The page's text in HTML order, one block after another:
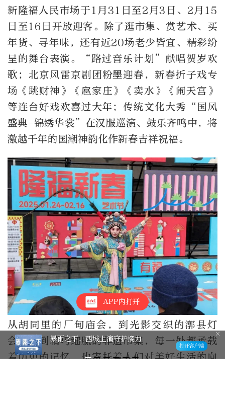
新隆福人民市场于1月31日至2月3日、2月15
日至16日开放迎客。除了逛市集、赏艺术、买
年货、寻年味，还有近20场老少皆宜、精彩纷
呈的舞台表演。“路过音乐计划”献唱贺岁欢
歌；北京风雷京剧团粉墨迎春，新春折子戏专
场《跳财神》《扈家庄》《卖水》《闹天宫》
等连台好戏欢喜过大年；传统文化大秀“国风
盛典-锦绣华裳”在汉服巡演、鼓乐齐鸣中，将
激越千年的国潮神韵化作新春吉祥祝福。
从胡同里的厂甸庙会，到光影交织的漷县灯
会，再到精巧细腻的非遗市集，每一处都承载
着历史的记忆，也寄托着人们对美好生活的向
APP内打开
暴雨之下，西城上演守护接力